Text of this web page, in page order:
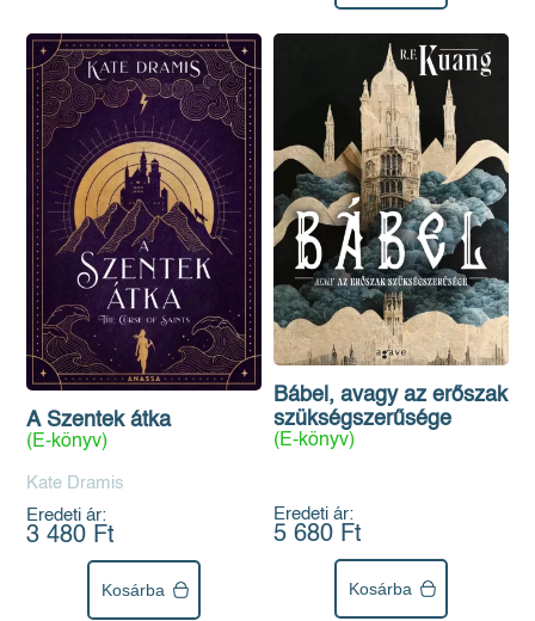
A Szentek átka
(E-könyv)
Kate Dramis
Eredeti ár:
3 480 Ft
Kosárba
Bábel, avagy az erőszak
szükségszerűsége
(E-könyv)
Eredeti ár:
5 680 Ft
Kosárba